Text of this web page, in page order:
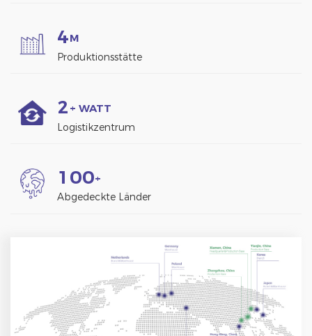
4M
Produktionsstätte
2 + WATT
Logistikzentrum
1 00+
Abgedeckte Länder